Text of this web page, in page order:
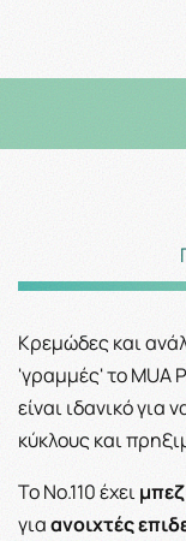
Κρεμώδες και
'γραμμές' το MUA
είναι ιδανικό
κύκλους και
To No.110 έχει
γιαανοιχτές